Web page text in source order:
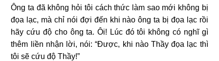
Ông ta đã không hỏi tôi cách thức làm sao mới không bị
đọa lạc, mà chỉ nói đợi đến khi nào ông ta bị đọa lạc rồi
hãy cứu độ cho ông ta. Ôi! Lúc đó tôi không có nghĩ gì
thêm liền nhận lời, nói: “Được, khi nào Thầy đọa lạc thì
tôi sẽ cứu độ Thầy!”